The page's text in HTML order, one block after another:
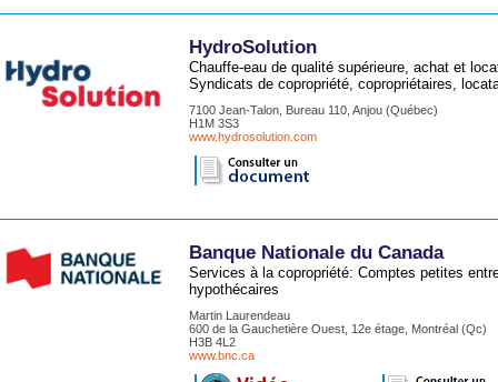
HydroSolution
Chauffe-eau de qualité supérieure, achat et
Syndicats de copropriété, copropriétaires,
7100 Jean-Talon, Bureau 110, Anjou (Québec)
H1M 3S3
www.hydrosolution.com
Banque Nationale du Canada
Services à la copropriété: Comptes petites
hypothécaires
Martin Laurendeau
600 de la Gauchetière Ouest, 12e étage, Montréal (Qc)
H3B 4L2
www.bnc.ca